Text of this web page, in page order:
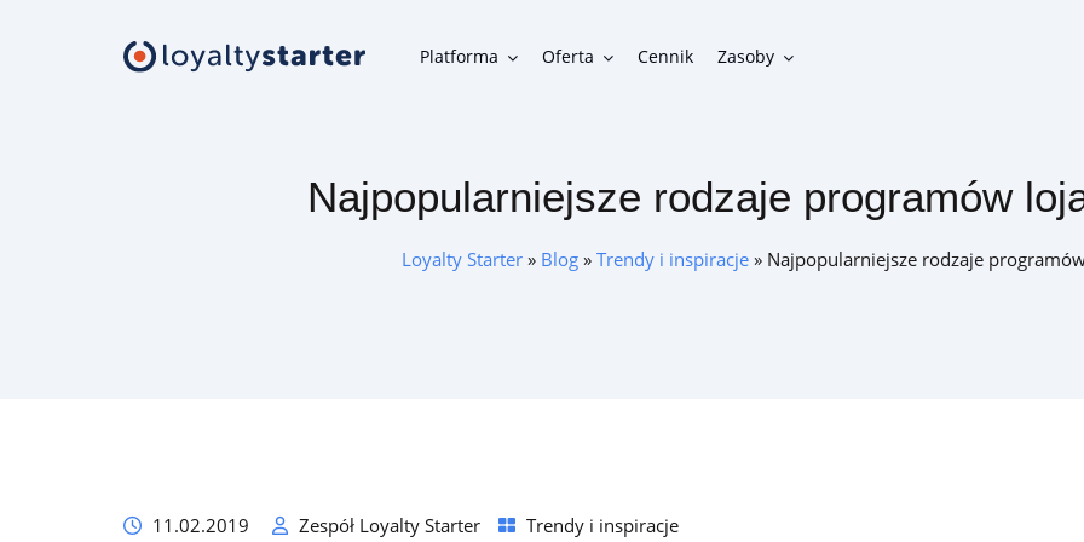
Platforma Oferta Cennik
Zasoby
Funkcjonalności
lojalnościowego
Najpopularniejsze rodzaje programów
Loyalty Starter » Blog » Trendy i inspiracje » Najpopularniejsze rodzaje
11.02.2019 Zespół Loyalty Starter Trendy i inspiracje